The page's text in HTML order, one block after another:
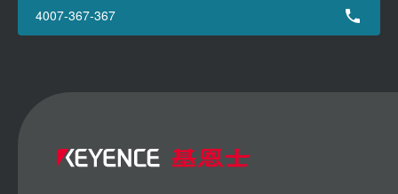
4007-367-367